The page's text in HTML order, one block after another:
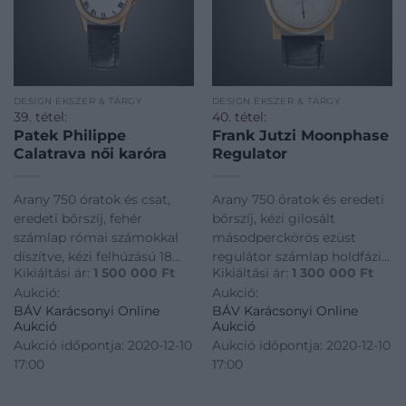
DESIGN ÉKSZER & TÁRGY
39. tétel:
Patek Philippe
Calatrava női karóra
Arany 750 óratok és csat,
eredeti bőrszíj, fehér
számlap római számokkal
díszítve, kézi felhúzású 18
köves szerkezet (cal.16-
250/107), bruttó 40,1 g.
Jelzett: Patek Philippe,
referenciaszám: 4905R-001,
szerkezetszám:
3071694/4132963 Átmérő: 28
Kikiáltási ár: 1 500 000 Ft
Aukció:
BÁV Karácsonyi Online
Aukció
Aukció időpontja: 2020-12-10
17:00
DESIGN ÉKSZER & TÁRGY
40. tétel:
Frank Jutzi Moonphase
Regulator
Arany 750 óratok és eredeti
bőrszíj, kézi gilosált
másodperckörös ezüst
regulátor számlap holdfázis
kijelzéssel, zafír kristályüveg
30 méterig vízálló tok,
automata 43 köves
szerkezet (GPFJ), 40
darabos limitál kiadás,
bruttó 75 g. Frank Jutzi a
Kikiáltási ár: 1 300 000 Ft
Aukció:
BÁV Karácsonyi Online
Aukció
Aukció időpontja: 2020-12-10
17:00